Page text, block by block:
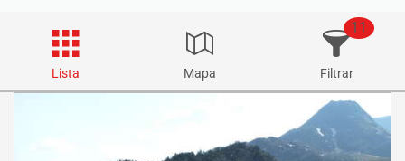
Lista Mapa Filtrar
11